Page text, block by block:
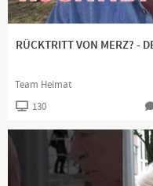
RÜCKTRITT VON MERZ? -
Team Heimat
130